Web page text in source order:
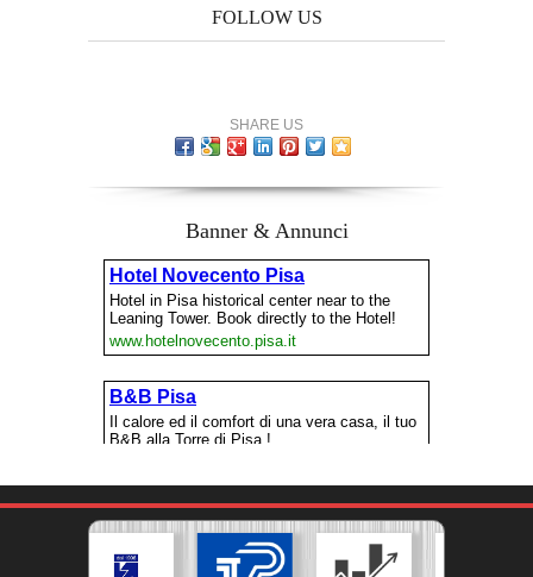
FOLLOW US
SHARE US
Banner & Annunci